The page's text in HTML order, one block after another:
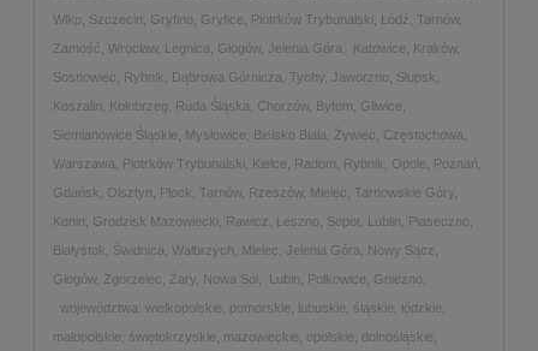
Wlkp, Szczecin, Gryfino, Gryfice, Piotrków Trybunalski, Łódź, Tarnów,
Zamość, Wrocław, Legnica, Głogów, Jelenia Góra, Katowice, Kraków,
Sosnowiec, Rybnik, Dąbrowa Górnicza, Tychy, Jaworzno, Słupsk,
Koszalin, Kołobrzeg, Ruda Śląska, Chorzów, Bytom, Gliwice,
Siemianowice Śląskie, Mysłowice, Bielsko Biała, Żywiec, Częstochowa,
Warszawa, Piotrków Trybunalski, Kielce, Radom, Rybnik, Opole, Poznań,
Gdańsk, Olsztyn, Płock, Tarnów, Rzeszów, Mielec, Tarnowskie Góry,
Konin, Grodzisk Mazowiecki, Rawicz, Leszno, Sopot, Lublin, Piaseczno,
Białystok, Świdnica, Wałbrzych, Mielec, Jelenia Góra, Nowy Sącz,
Głogów, Zgorzelec, Żary, Nowa Sól, Lubin, Polkowice, Gniezno,
województwa: wielkopolskie, pomorskie, lubuskie, śląskie, łódzkie,
małopolskie, świętokrzyskie, mazowieckie, opolskie, dolnośląskie,